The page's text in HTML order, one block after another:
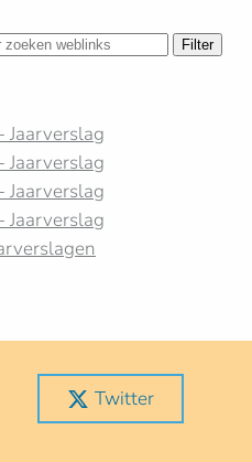
Filter
Jaarverslag
Jaarverslag
Jaarverslag
Jaarverslag
Twitter